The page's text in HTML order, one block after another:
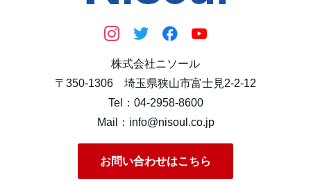
株式会社ニソール
〒350-1306 埼玉県狭山市富士見2-2-12
Tel：04-2958-8600
Mail：info@nisoul.co.jp
お問い合わせはこちら